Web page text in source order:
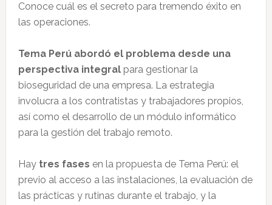
Conoce cuál es el secreto para tremendo éxito en
las operaciones.
Tema Perú abordó el problema desde una
perspectiva integralpara gestionar la
bioseguridad de una empresa. La estrategia
involucra a los contratistas y trabajadores propios,
así como el desarrollo de un módulo informático
para la gestión del trabajo remoto.
Hay tres fases en la propuesta de Tema Perú: el
previo al acceso a las instalaciones, la evaluación de
las prácticas y rutinas durante el trabajo, y la